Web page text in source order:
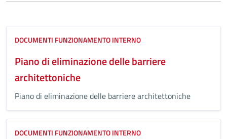
DOCUMENTI FUNZIONAMENTO INTERNO
Piano di eliminazione delle barriere
architettoniche
Piano di eliminazione delle barriere architettoniche
DOCUMENTI FUNZIONAMENTO INTERNO